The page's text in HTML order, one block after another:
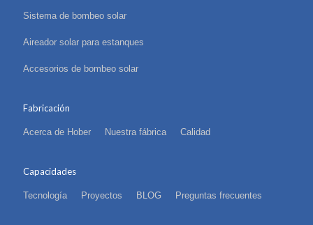
Sistema de bombeo solar
Aireador solar para estanques
Accesorios de bombeo solar
Fabricación
Acerca de Hober Nuestra fábrica Calidad
Capacidades
Tecnología Proyectos BLOG Preguntas frecuentes